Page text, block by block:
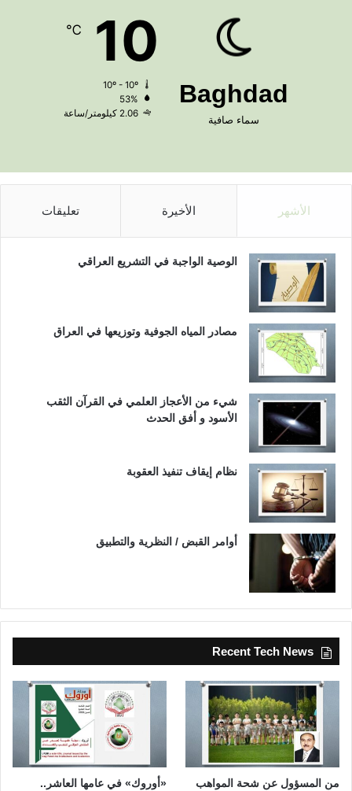
Baghdad
سماء صافية
10
℃
53%
2.06 كيلومتر/ساعة
الأشهر الأخيرة تعليقات
الوصية الواجبة في التشريع العراقي
مصادر المياه الجوفية وتوزيعها في العراق
شيء من الأعجاز العلمي في القرآن الثقب
الأسود و أفق الحدث
نظام إيقاف تنفيذ العقوبة
أوامر القبض / النظرية والتطبيق
Recent Tech News
من المسؤول عن شحة المواهب
«أوروك» في عامها العاشر..